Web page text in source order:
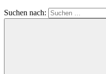
Suchen nach: